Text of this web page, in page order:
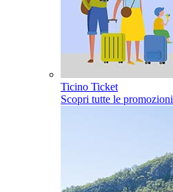
Ticino Ticket
Scopri tutte le promozioni